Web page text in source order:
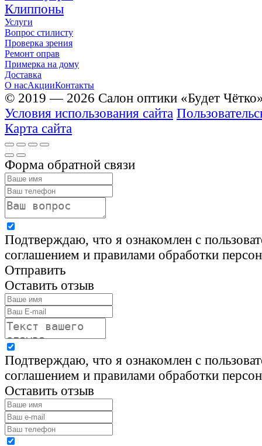
Клиппоны
Услуги
Вопрос стилисту
Проверка зрения
Ремонт оправ
Примерка на дому
Доставка
О насАкцииКонтакты
© 2019 — 2026 Салон оптики «Будет
Условия использования сайта
Карта сайта
Форма обратной связи
Подтверждаю, что я ознакомлен с
соглашением и правилами обработки
Отправить
Оставить отзыв
Подтверждаю, что я ознакомлен с
соглашением и правилами обработки
Оставить отзыв